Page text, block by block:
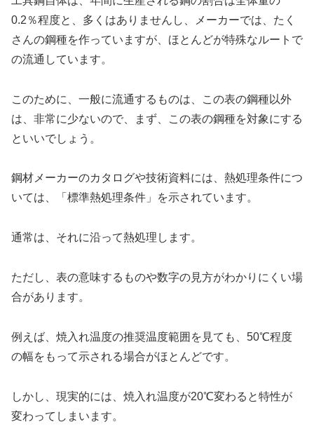
0.2％程度と、多くはありませんし、メーカーでは、たく
さんの鋼種を作っていますが、ほとんどが特殊なルートで
の流通しています。
このために、一般に流通するものは、この表の鋼種以外
は、非常に少ないので、まず、この表の鋼種を対象にする
といいでしょう。
鋼材メーカーのカタログや技術資料には、熱処理条件につ
いては、「標準熱処理条件」を示されています。
通常は、それに沿って熱処理します。
ただし、表の意味するものや数字の見方がわかりにくい場
合があります。
例えば、焼入れ温度の推奨温度範囲を見ても、50℃程度
の幅をもって示される場合がほとんどです。
しかし、現実的には、焼入れ温度が20℃変わると特性が
変わってしまいます。